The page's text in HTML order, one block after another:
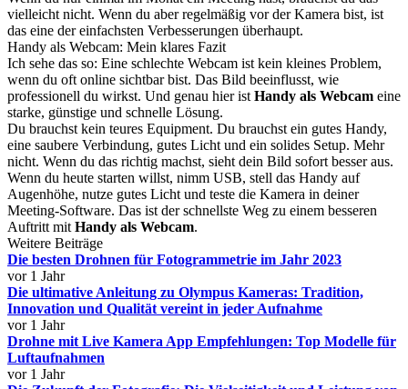
vielleicht nicht. Wenn du aber regelmäßig vor der Kamera bist, ist
das eine der einfachsten Verbesserungen überhaupt.
Handy als Webcam: Mein klares Fazit
Ich sehe das so: Eine schlechte Webcam ist kein kleines Problem,
wenn du oft online sichtbar bist. Das Bild beeinflusst, wie
professionell du wirkst. Und genau hier ist Handy als Webcam eine
starke, günstige und schnelle Lösung.
Du brauchst kein teures Equipment. Du brauchst ein gutes Handy,
eine saubere Verbindung, gutes Licht und ein solides Setup. Mehr
nicht. Wenn du das richtig machst, sieht dein Bild sofort besser aus.
Wenn du heute starten willst, nimm USB, stell das Handy auf
Augenhöhe, nutze gutes Licht und teste die Kamera in deiner
Meeting-Software. Das ist der schnellste Weg zu einem besseren
Auftritt mit Handy als Webcam.
Weitere Beiträge
Die besten Drohnen für Fotogrammetrie im Jahr 2023
vor 1 Jahr
Die ultimative Anleitung zu Olympus Kameras: Tradition,
Innovation und Qualität vereint in jeder Aufnahme
vor 1 Jahr
Drohne mit Live Kamera App Empfehlungen: Top Modelle für
Luftaufnahmen
vor 1 Jahr